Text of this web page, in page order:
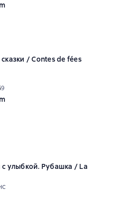
/ Contes de fées
рейтинг 4,6 на основе 9 оценок
9
улыбкой. Рубашка / La